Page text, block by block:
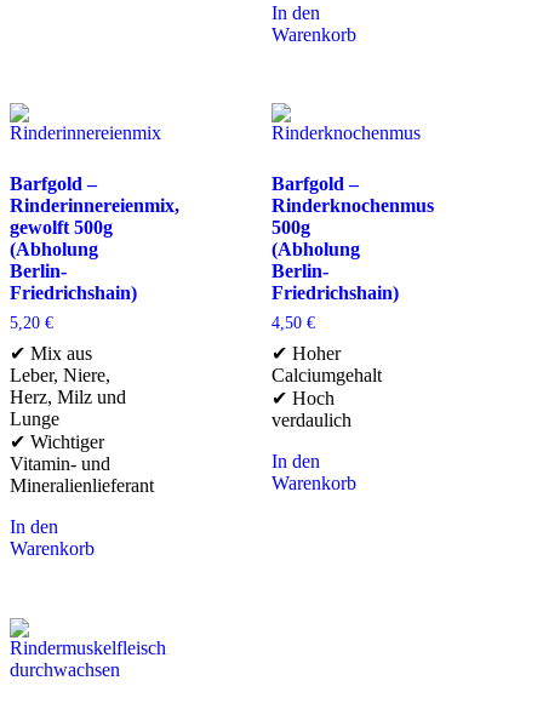
In den
Warenkorb
Barfgold –
Rinderinnereienmix,
gewolft 500g
(Abholung
Berlin-
Friedrichshain)
5,20 €
✔ Mix aus
Leber, Niere,
Herz, Milz und
Lunge
✔ Wichtiger
Vitamin- und
Mineralienlieferant
In den
Warenkorb
Barfgold –
Rinderknochenmus
500g
(Abholung
Berlin-
Friedrichshain)
4,50 €
✔ Hoher
Calciumgehalt
✔ Hoch
verdaulich
In den
Warenkorb